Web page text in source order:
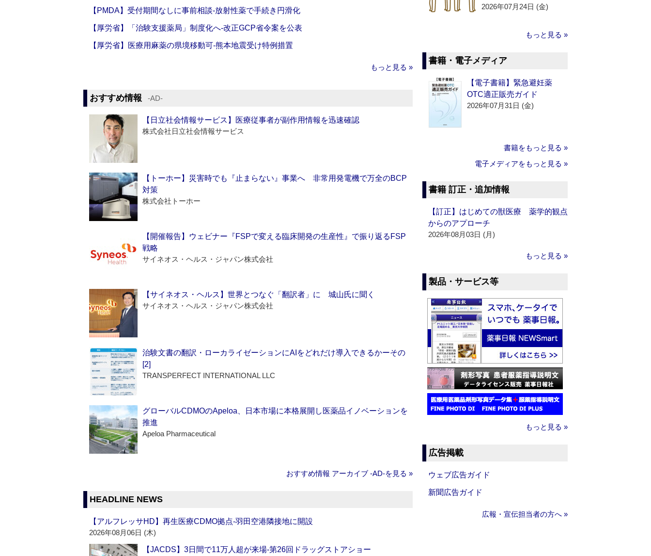
【PMDA】受付期間なしに事前相談‐放射性薬で手続き円滑化
【厚労省】「治験支援薬局」制度化へ‐改正GCP省令案を公表
【厚労省】医療用麻薬の県境移動可‐熊本地震受け特例措置
もっと見る »
おすすめ情報 ‐AD‐
【日立社会情報サービス】医療従事者が副作用情報を迅速確認
株式会社日立社会情報サービス
【トーホー】災害時でも『止まらない』事業へ 非常用発電機で万全のBCP
対策
株式会社トーホー
【開催報告】ウェビナー『FSPで変える臨床開発の生産性』で振り返るFSP
戦略
サイネオス・ヘルス・ジャパン株式会社
【サイネオス・ヘルス】世界とつなぐ「翻訳者」に 城山氏に聞く
サイネオス・ヘルス・ジャパン株式会社
治験文書の翻訳・ローカライゼーションにAIをどれだけ導入できるかーその
[2]
TRANSPERFECT INTERNATIONAL LLC
グローバルCDMOのApeloa、日本市場に本格展開し医薬品イノベーションを
推進
Apeloa Pharmaceutical
おすすめ情報 アーカイブ ‐AD‐を見る »
HEADLINE NEWS
【アルフレッサHD】再生医療CDMO拠点‐羽田空港隣接地に開設
2026年08月06日 (木)
【JACDS】3日間で11万人超が来場‐第26回ドラッグストアショー
2026年07月24日 (金)
もっと見る »
書籍・電子メディア
【電子書籍】緊急避妊薬
OTC適正販売ガイド
2026年07月31日 (金)
書籍をもっと見る »
電子メディアをもっと見る »
書籍 訂正・追加情報
【訂正】はじめての獣医療 薬学的観点
からのアプローチ
2026年08月03日 (月)
もっと見る »
製品・サービス等
もっと見る »
広告掲載
ウェブ広告ガイド
新聞広告ガイド
広報・宣伝担当者の方へ »